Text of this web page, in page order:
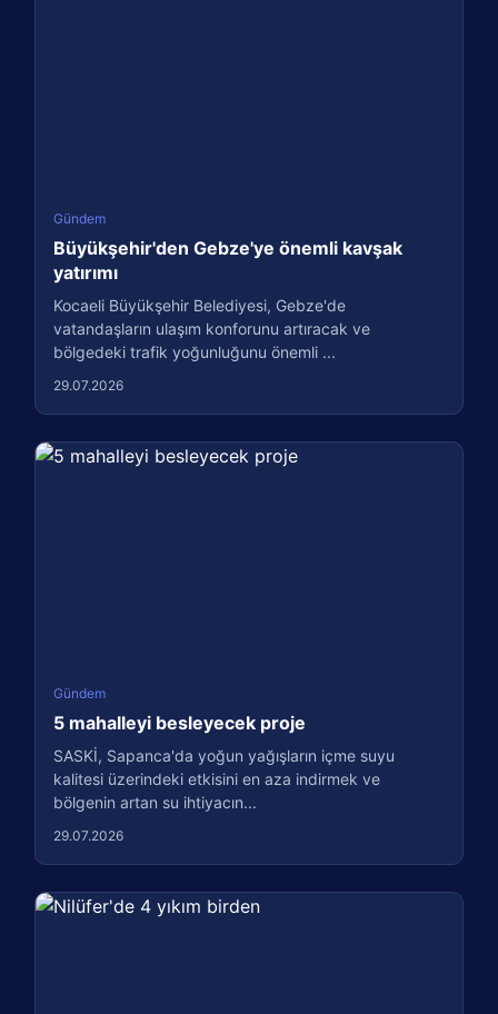
Gündem
Büyükşehir'den Gebze'ye önemli kavşak
yatırımı
Kocaeli Büyükşehir Belediyesi, Gebze'de
vatandaşların ulaşım konforunu artıracak ve
bölgedeki trafik yoğunluğunu önemli ...
29.07.2026
Gündem
5 mahalleyi besleyecek proje
SASKİ, Sapanca'da yoğun yağışların içme suyu
kalitesi üzerindeki etkisini en aza indirmek ve
bölgenin artan su ihtiyacın...
29.07.2026